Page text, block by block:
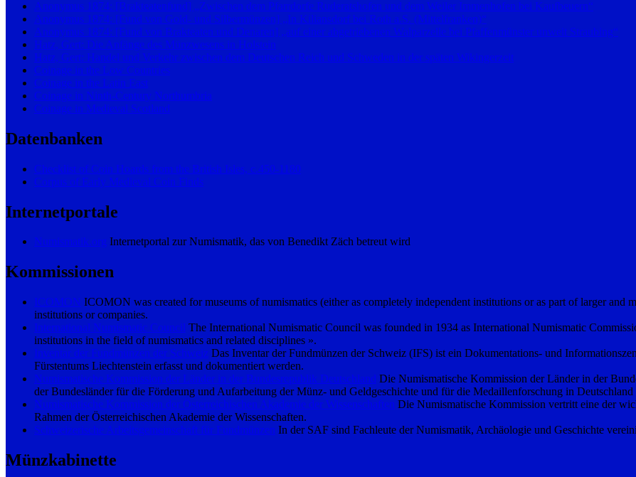
Anonymus 1874: [Brakteatenfund] „Zwischen dem Pfarrdorfe Ruderatshofen und dem Weiler Immenhofen bei Kaufbeuern“
Anonymus 1874: [Fund von Gold- und Silbermünzen] „In Kiliansdorf bei Roth a.S. (Mittelfranken)“
Anonymus 1874: [Fund von Brakteaten und Denaren] „auf einer abgetriebenen Walparzelle bei Pfaffenmünster unweit Straubing“
Hatz, Gert: Die Anfänge des Münzwesens in Holstein
Hatz, Gert: Handel und Verkehr zwischen dem Deutschen Reich und Schweden in der späten Wikingerzeit
Coinage in the Low Countries
Coinage in the Latin East
Coinage in Ninth-Century Northumbria
Coinage in Medieval Scotland
Datenbanken
Checklist of Coin Hoards from the British Isles, c.450-1180
Corpus of Early Medieval Coin Finds
Internetportale
Numismatik.org Internetportal zur Numismatik, das von Benedikt Zäch betreut wird
Kommissionen
ICOMON ICOMON was created for museums of numismatics (either as completely independent institutions or as part of larger and
institutions or companies.
International Numismatic Council The International Numismatic Council was founded in 1934 as International Numismatic
institutions in the field of numismatics and related disciplines ».
Inventar der Fundmünzen der Schweiz Das Inventar der Fundmünzen der Schweiz (IFS) ist ein Dokumentations- und
Fürstentums Liechtenstein erfasst und dokumentiert werden.
Numismatische Kommission der Länder in der Bundesrepublik Deutschland Die Numismatische Kommission der Länder in der
der Bundesländer für die Förderung und Aufarbeitung der Münz- und Geldgeschichte und für die Medaillenforschung in Deutschland
Numismatische Kommission der Österreichischen Akademie der Wissenschaften Die Numismatische Kommission vertritt eine der
Rahmen der Österreichischen Akademie der Wissenschaften.
Schweizerische Arbeitsgemeinschaft für Fundmünzen In der SAF sind Fachleute der Numismatik, Archäologie und Geschichte
Münzkabinette